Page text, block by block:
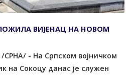
ВИЈЕНАЦ НА НОВОМ
- На Српском војничком
на Сокоцу данас је служен